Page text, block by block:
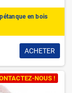
en bois
ACHETER
NOUS !